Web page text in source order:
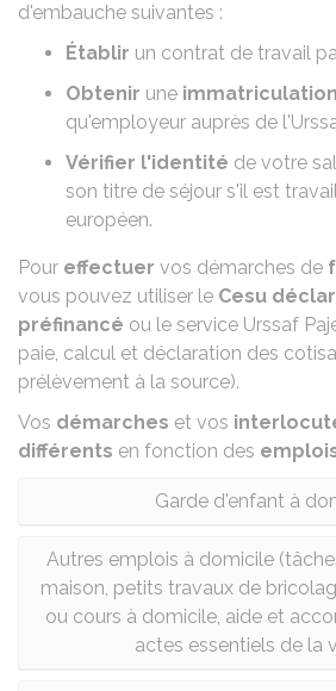
d'embauche suivantes :
Établir un contrat de travail
Obtenir une immatriculation
qu'employeur auprès de l'
Vérifier l'identité de votre
son titre de séjour s'il est
européen.
Pour effectuer vos démarches de
vous pouvez utiliser le Cesu
préfinancé ou le service Urssaf
paie, calcul et déclaration des
prélèvement à la source).
Vos démarches et vos
différents en fonction des
Garde d'enfant à
Autres emplois à domicile
maison, petits travaux de
ou cours à domicile, aide et
actes essentiels de la